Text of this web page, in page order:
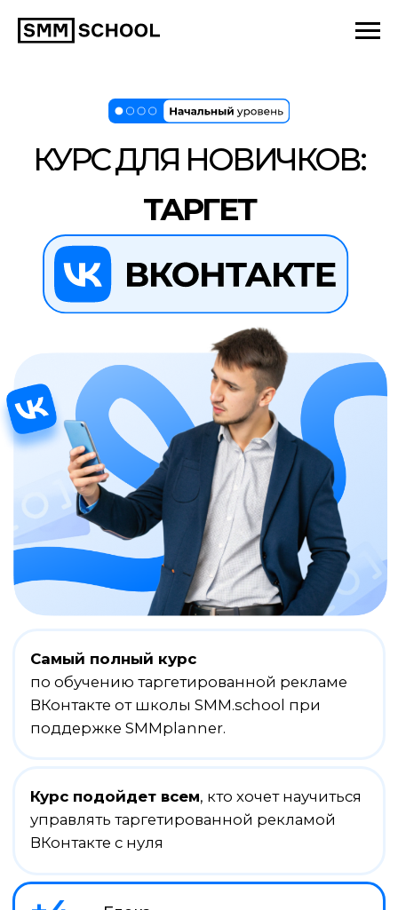
ТАРГЕТ
КУРС ДЛЯ НОВИЧКОВ:
+4
, кто хочет научиться
управлять таргетированной рекламой
ВКонтакте с нуля
обучение в любое время
Самый полный курс
по обучению таргетированной рекламе
ВКонтакте от школы SMM.school при
поддержке SMMplanner.
+
профессиональных
видео-уроков
+30
Блока
БЕСПЛАТНЫЙ
ПОЛНЫЙ КУРС
Перейти к урокам